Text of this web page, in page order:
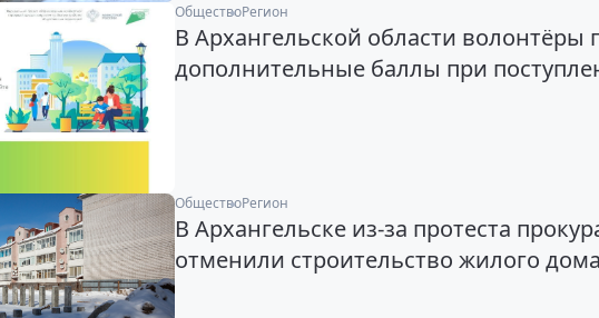
ОбществоРегион
В Архангельской области волонтёры
дополнительные баллы при
ОбществоРегион
В Архангельске из-за протеста
отменили строительство жилого дома